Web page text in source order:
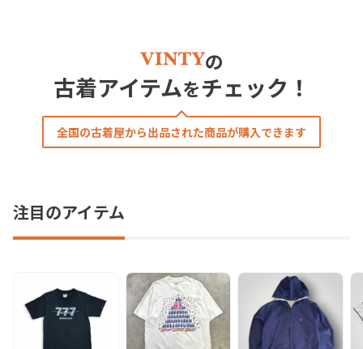
の
古着アイテムをチェック！
全国の古着屋から出品された商品が購入できます
注目のアイテム